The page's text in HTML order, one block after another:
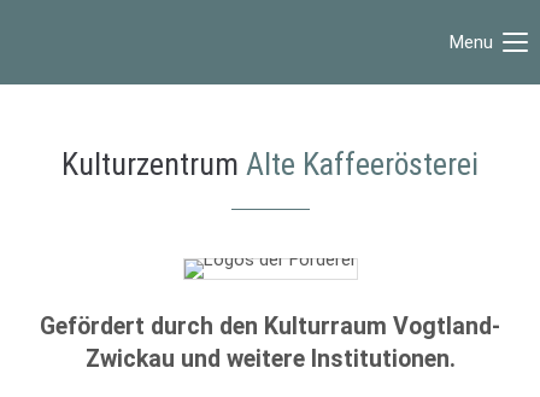
Anmelden
Menu
Kulturzentrum Alte Kaffeerösterei
Gefördert durch den Kulturraum Vogtland-
Zwickau und weitere Institutionen.